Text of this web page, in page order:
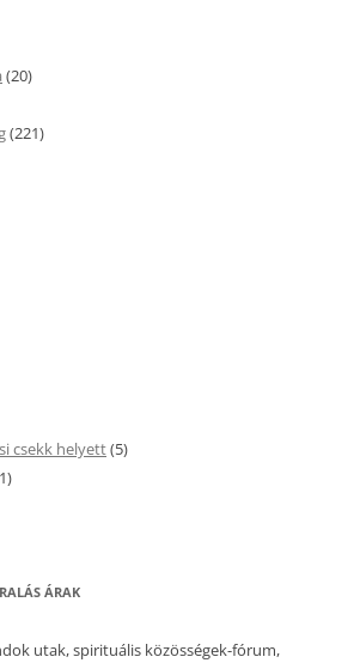
(20)
(221)
csekk helyett(5)
ÁRAK
utak, spirituális közösségek-fórum,